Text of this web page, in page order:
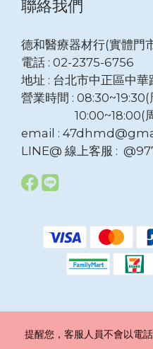
聯絡我們
德和醫療器材行(實體門
電話 : 02-2375-6756
地址 : 台北市中正區中
營業時間 : 08:30~19:30(
10:00~18:00(周
email :
LINE@ 線上客服 :
提醒您，客服人員不會以電